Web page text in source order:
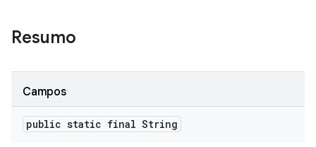
Resumo
Campos
public static final String